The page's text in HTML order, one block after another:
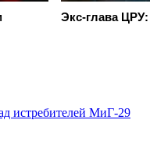
Экс-глава
истребителей МиГ-29